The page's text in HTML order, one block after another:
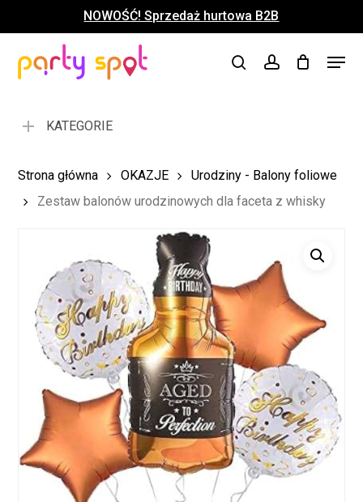
to
content
NOWOŚĆ! Sprzedaż hurtowa B2B
searchaccount
Menu
Koszyk Close
KATEGORIE
Strona główna OKAZJE
Urodziny - Balony foliowe
Zestaw balonów urodzinowych dla faceta z whisky
Menu